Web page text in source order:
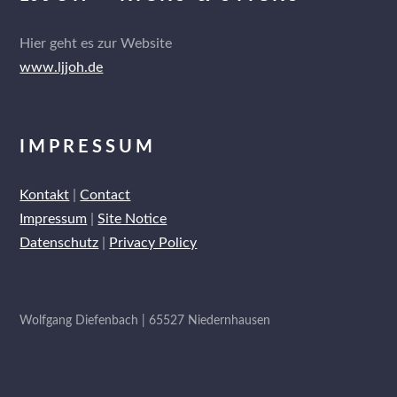
Hier geht es zur Website
www.ljjoh.de
IMPRESSUM
Kontakt |Contact
Impressum |Site Notice
Datenschutz
Privacy Policy
Wolfgang Diefenbach | 65527 Niedernhausen